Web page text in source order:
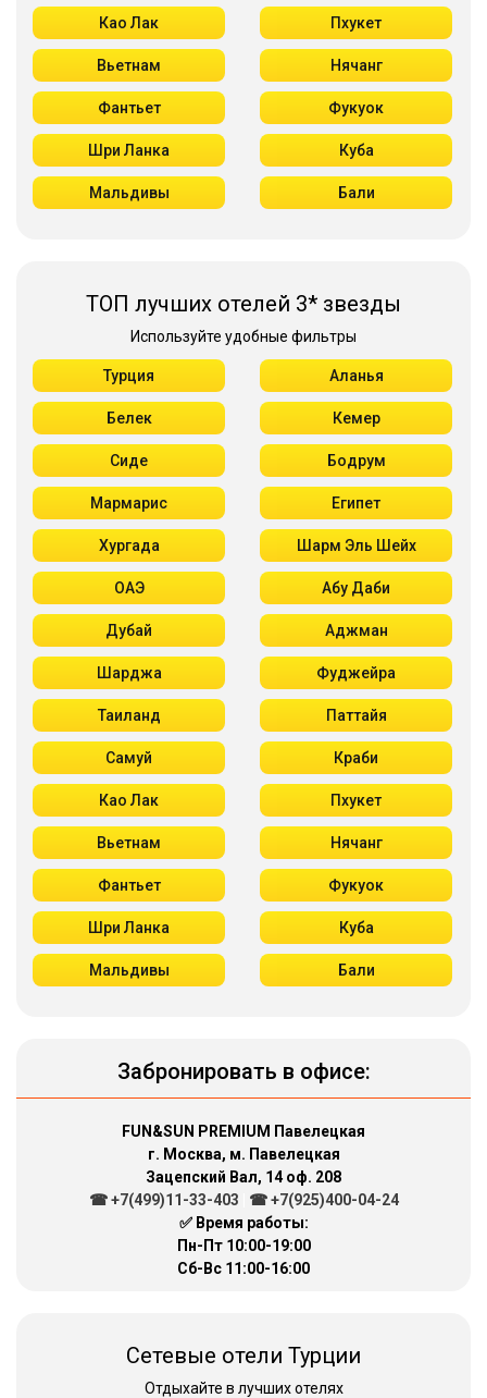
Као Лак Пхукет
Вьетнам Нячанг
Фантьет Фукуок
Шри Ланка Куба
Мальдивы Бали
ТОП лучших отелей 3* звезды
Используйте удобные фильтры
Турция Аланья
Белек Кемер
Сиде Бодрум
Мармарис Египет
Хургада Шарм Эль Шейх
ОАЭ Абу Даби
Дубай Аджман
Шарджа Фуджейра
Таиланд Паттайя
Самуй Краби
Као Лак Пхукет
Вьетнам Нячанг
Фантьет Фукуок
Шри Ланка Куба
Мальдивы Бали
Забронировать в офисе:
FUN&SUN PREMIUM Павелецкая
г. Москва, м. Павелецкая
Зацепский Вал, 14 оф. 208
☎ +7(499)11-33-403
☎ +7(925)400-04-24
✅ Время работы:
Пн-Пт 10:00-19:00
Сб-Вс 11:00-16:00
Сетевые отели Турции
Отдыхайте в лучших отелях